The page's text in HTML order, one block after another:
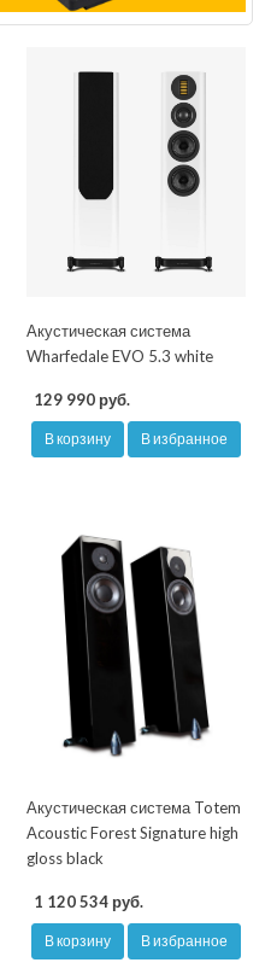
Акустическая система
Wharfedale EVO 5.3 white
129 990 руб.
В корзину В избранное
Акустическая система Totem
Acoustic Forest Signature high
gloss black
1 120 534 руб.
В корзину В избранное